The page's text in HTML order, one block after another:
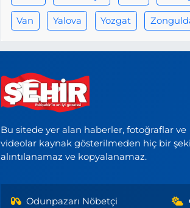
Van Yalova Yozgat
Bu sitede yer alan haberler, fotoğraflar ve
videolar kaynak gösterilmeden hiç bir
alıntılanamaz ve kopyalanamaz.
Odunpazarı Nöbetçi